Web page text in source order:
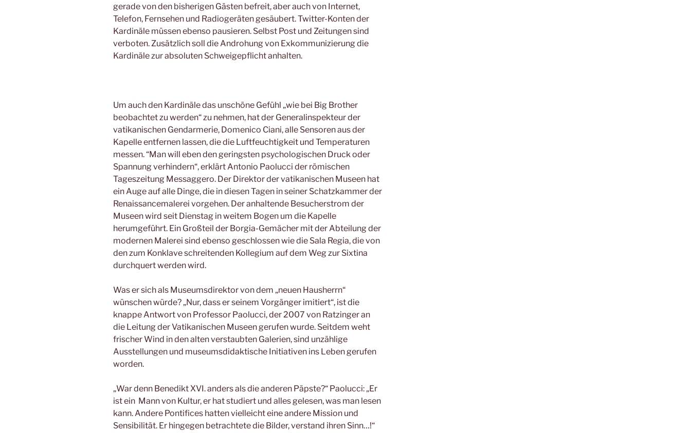
gerade von den bisherigen Gästen befreit, aber auch von Internet,
Telefon, Fernsehen und Radiogeräten gesäubert. Twitter-Konten der
Kardinäle müssen ebenso pausieren. Selbst Post und Zeitungen sind
verboten. Zusätzlich soll die Androhung von Exkommunizierung die
Kardinäle zur absoluten Schweigepflicht anhalten.
Um auch den Kardinäle das unschöne Gefühl „wie bei Big Brother
beobachtet zu werden“ zu nehmen, hat der Generalinspekteur der
vatikanischen Gendarmerie, Domenico Ciani, alle Sensoren aus der
Kapelle entfernen lassen, die die Luftfeuchtigkeit und Temperaturen
messen. “Man will eben den geringsten psychologischen Druck oder
Spannung verhindern“, erklärt Antonio Paolucci der römischen
Tageszeitung Messaggero. Der Direktor der vatikanischen Museen hat
ein Auge auf alle Dinge, die in diesen Tagen in seiner Schatzkammer der
Renaissancemalerei vorgehen. Der anhaltende Besucherstrom der
Museen wird seit Dienstag in weitem Bogen um die Kapelle
herumgeführt. Ein Großteil der Borgia-Gemächer mit der Abteilung der
modernen Malerei sind ebenso geschlossen wie die Sala Regia, die von
den zum Konklave schreitenden Kollegium auf dem Weg zur Sixtina
durchquert werden wird.
Was er sich als Museumsdirektor von dem „neuen Hausherrn“
wünschen würde? „Nur, dass er seinem Vorgänger imitiert“, ist die
knappe Antwort von Professor Paolucci, der 2007 von Ratzinger an
die Leitung der Vatikanischen Museen gerufen wurde. Seitdem weht
frischer Wind in den alten verstaubten Galerien, sind unzählige
Ausstellungen und museumsdidaktische Initiativen ins Leben gerufen
worden.
„War denn Benedikt XVI. anders als die anderen Päpste?“ Paolucci: „Er
ist ein Mann von Kultur, er hat studiert und alles gelesen, was man lesen
kann. Andere Pontifices hatten vielleicht eine andere Mission und
Sensibilität. Er hingegen betrachtete die Bilder, verstand ihren Sinn…!“